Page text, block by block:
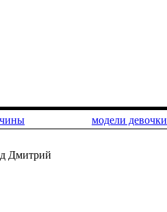
модели девочки
Дмитрий